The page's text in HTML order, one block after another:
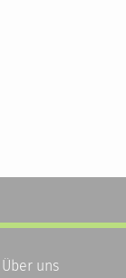
Über uns